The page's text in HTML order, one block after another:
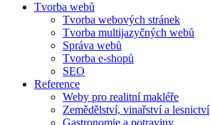
Tvorba webů
Tvorba webových stránek
Tvorba multijazyčných webů
Správa webů
Tvorba e-shopů
SEO
Reference
Weby pro realitní makléře
Zemědělství, vinařství a lesnictví